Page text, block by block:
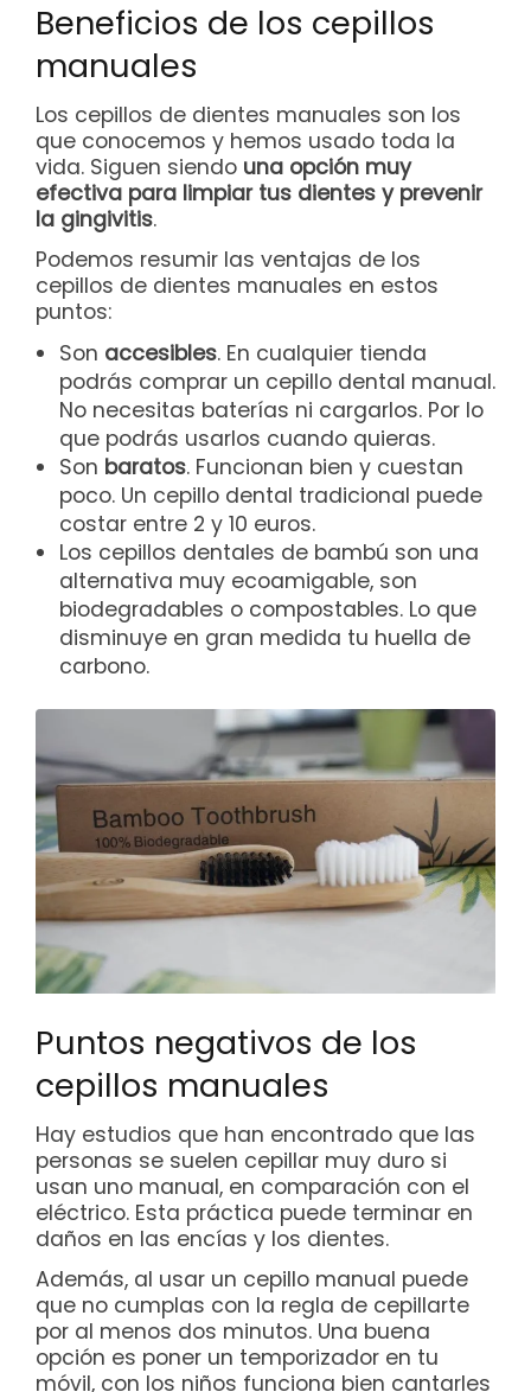
Beneficios de los cepillos
manuales
Los cepillos de dientes manuales son los
que conocemos y hemos usado toda la
vida. Siguen siendo una opción muy
efectiva para limpiar tus dientes y prevenir
la gingivitis.
Podemos resumir las ventajas de los
cepillos de dientes manuales en estos
puntos:
Son accesibles. En cualquier tienda
podrás comprar un cepillo dental manual.
No necesitas baterías ni cargarlos. Por lo
que podrás usarlos cuando quieras.
Son baratos. Funcionan bien y cuestan
poco. Un cepillo dental tradicional puede
costar entre 2 y 10 euros.
Los cepillos dentales de bambú son una
alternativa muy ecoamigable, son
biodegradables o compostables. Lo que
disminuye en gran medida tu huella de
carbono.
Puntos negativos de los
cepillos manuales
Hay estudios que han encontrado que las
personas se suelen cepillar muy duro si
usan uno manual, en comparación con el
eléctrico. Esta práctica puede terminar en
daños en las encías y los dientes.
Además, al usar un cepillo manual puede
que no cumplas con la regla de cepillarte
por al menos dos minutos. Una buena
opción es poner un temporizador en tu
móvil, con los niños funciona bien cantarles